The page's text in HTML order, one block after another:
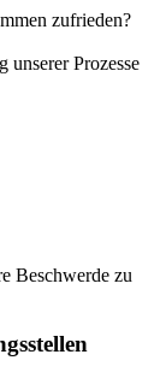
zufrieden?
Prozesse
Beschwerde zu